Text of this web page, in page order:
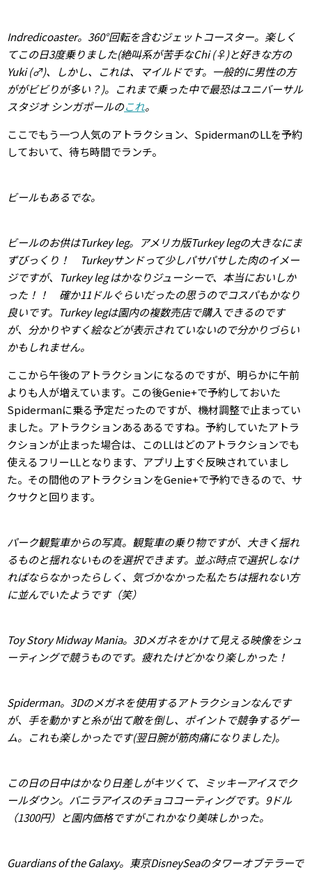
Indredicoaster。360°回転を含むジェットコースター。楽しく
てこの日3度乗りました(絶叫系が苦手なChi (♀)と好きな方の
Yuki (♂)、しかし、これは、マイルドです。一般的に男性の方
ががビビりが多い？)。これまで乗った中で最恐はユニバーサル
スタジオ シンガポールのこれ。
ここでもう一つ人気のアトラクション、SpidermanのLLを予約
しておいて、待ち時間でランチ。
ビールもあるでな。
ビールのお供はTurkey leg。アメリカ版Turkey legの大きなにま
ずびっくり！ Turkeyサンドって少しパサパサした肉のイメー
ジですが、Turkey leg はかなりジューシーで、本当においしか
った！！ 確か11ドルぐらいだったの思うのでコスパもかなり
良いです。Turkey legは園内の複数売店で購入できるのです
が、分かりやすく絵などが表示されていないので分かりづらい
かもしれません。
ここから午後のアトラクションになるのですが、明らかに午前
よりも人が増えています。この後Genie+で予約しておいた
Spidermanに乗る予定だったのですが、機材調整で止まってい
ました。アトラクションあるあるですね。予約していたアトラ
クションが止まった場合は、このLLはどのアトラクションでも
使えるフリーLLとなります、アプリ上すぐ反映されていまし
た。その間他のアトラクションをGenie+で予約できるので、サ
クサクと回ります。
パーク観覧車からの写真。観覧車の乗り物ですが、大きく揺れ
るものと揺れないものを選択できます。並ぶ時点で選択しなけ
ればならなかったらしく、気づかなかった私たちは揺れない方
に並んでいたようです（笑）
Toy Story Midway Mania。3Dメガネをかけて見える映像をシュ
ーティングで競うものです。疲れたけどかなり楽しかった！
Spiderman。3Dのメガネを使用するアトラクションなんです
が、手を動かすと糸が出て敵を倒し、ポイントで競争するゲー
ム。これも楽しかったです(翌日腕が筋肉痛になりました)。
この日の日中はかなり日差しがキツくて、ミッキーアイスでク
ールダウン。バニラアイスのチョココーティングです。9ドル
（1300円）と園内価格ですがこれかなり美味しかった。
Guardians of the Galaxy。東京DisneySeaのタワーオブテラーで